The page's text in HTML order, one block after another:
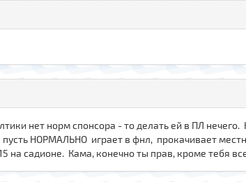
нет норм спонсора - то делать ей в ПЛ
НОРМАЛЬНО играет в фнл, прокачивает
на садионе. Кама, конечно ты прав, кроме тебя